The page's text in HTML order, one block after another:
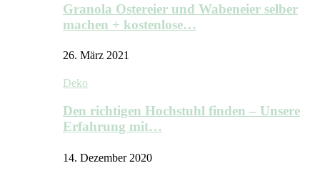
Granola Ostereier und Wabeneier selber
machen + kostenlose…
26. März 2021
Deko
Den richtigen Hochstuhl finden – Unsere
Erfahrung mit…
14. Dezember 2020